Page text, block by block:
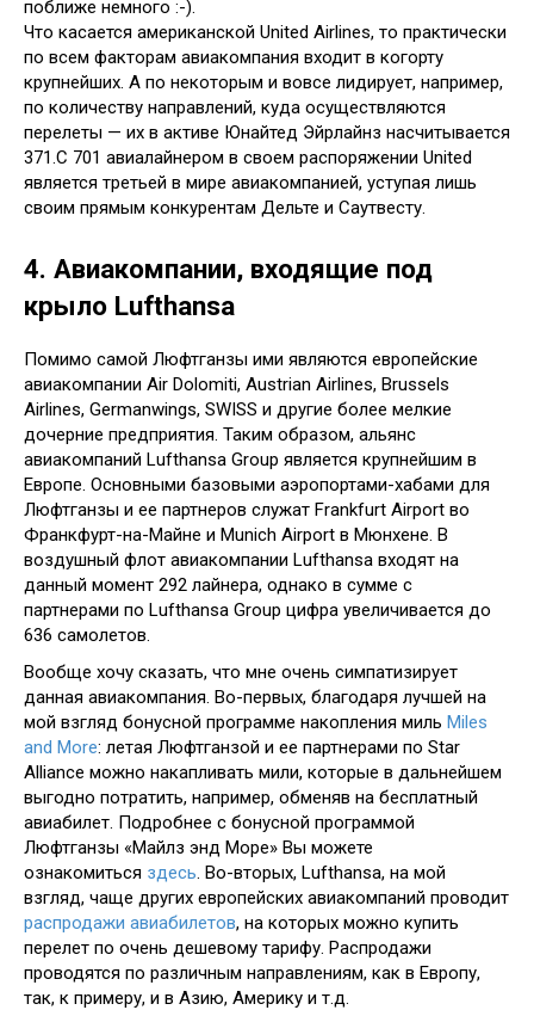
поближе немного :-).
Что касается американской United Airlines, то практически
по всем факторам авиакомпания входит в когорту
крупнейших. А по некоторым и вовсе лидирует, например,
по количеству направлений, куда осуществляются
перелеты — их в активе Юнайтед Эйрлайнз насчитывается
371.С 701 авиалайнером в своем распоряжении United
является третьей в мире авиакомпанией, уступая лишь
своим прямым конкурентам Дельте и Саутвесту.
4. Авиакомпании, входящие под
крыло Lufthansa
Помимо самой Люфтганзы ими являются европейские
авиакомпании Air Dolomiti, Austrian Airlines, Brussels
Airlines, Germanwings, SWISS и другие более мелкие
дочерние предприятия. Таким образом, альянс
авиакомпаний Lufthansa Group является крупнейшим в
Европе. Основными базовыми аэропортами-хабами для
Люфтганзы и ее партнеров служат Frankfurt Airport во
Франкфурт-на-Майне и Munich Airport в Мюнхене. В
воздушный флот авиакомпании Lufthansa входят на
данный момент 292 лайнера, однако в сумме с
партнерами по Lufthansa Group цифра увеличивается до
636 самолетов.
Вообще хочу сказать, что мне очень симпатизирует
данная авиакомпания. Во-первых, благодаря лучшей на
мой взгляд бонусной программе накопления миль Miles
and More: летая Люфтганзой и ее партнерами по Star
Alliance можно накапливать мили, которые в дальнейшем
выгодно потратить, например, обменяв на бесплатный
авиабилет. Подробнее с бонусной программой
Люфтганзы «Майлз энд Море» Вы можете
ознакомиться здесь. Во-вторых, Lufthansa, на мой
взгляд, чаще других европейских авиакомпаний проводит
распродажи авиабилетов, на которых можно купить
перелет по очень дешевому тарифу. Распродажи
проводятся по различным направлениям, как в Европу,
так, к примеру, и в Азию, Америку и т.д.